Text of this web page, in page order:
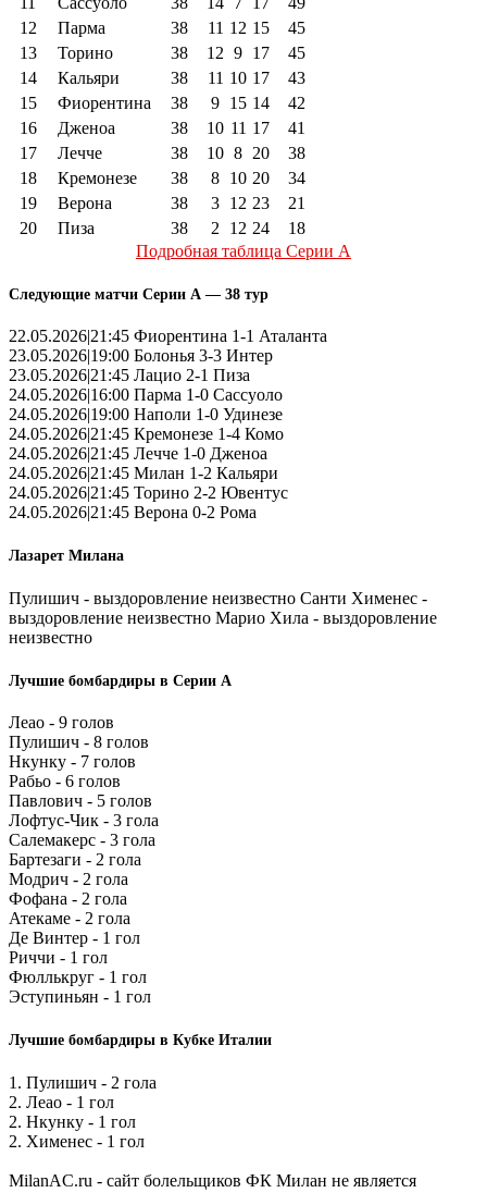
12
Парма 38 11 12 15
45
13
Торино 38 12 9 17
45
14
Кальяри 38 11 10 17
43
15
Фиорентина 38 9 15 14
42
16
Дженоа 38 10 11 17
41
17
Лечче 38 10 8 20
38
18
Кремонезе 38 8 10 20
34
19
Верона 38 3 12 23
21
20
Пиза 38 2 12 24
18
Подробная таблица Серии А
Следующие матчи Серии А — 38 тур
22.05.2026|21:45 Фиорентина 1-1 Аталанта
23.05.2026|19:00 Болонья 3-3 Интер
23.05.2026|21:45 Лацио 2-1 Пиза
24.05.2026|16:00 Парма 1-0 Сассуоло
24.05.2026|19:00 Наполи 1-0 Удинезе
24.05.2026|21:45 Кремонезе 1-4 Комо
24.05.2026|21:45 Лечче 1-0 Дженоа
24.05.2026|21:45 Милан 1-2 Кальяри
24.05.2026|21:45 Торино 2-2 Ювентус
24.05.2026|21:45 Верона 0-2 Рома
Лазарет Милана
Пулишич - выздоровление неизвестно Санти Хименес -
выздоровление неизвестно Марио Хила - выздоровление
неизвестно
Лучшие бомбардиры в Серии А
Леао - 9 голов
Пулишич - 8 голов
Нкунку - 7 голов
Рабьо - 6 голов
Павлович - 5 голов
Лофтус-Чик - 3 гола
Салемакерс - 3 гола
Бартезаги - 2 гола
Модрич - 2 гола
Фофана - 2 гола
Атекаме - 2 гола
Де Винтер - 1 гол
Риччи - 1 гол
Фюллькруг - 1 гол
Эступиньян - 1 гол
Лучшие бомбардиры в Кубке Италии
1. Пулишич - 2 гола
2. Леао - 1 гол
2. Нкунку - 1 гол
2. Хименес - 1 гол
MilanAC.ru - сайт болельщиков ФК Милан не является